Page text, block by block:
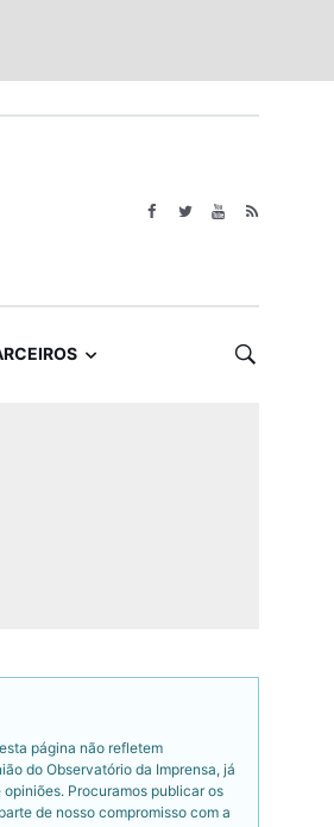
página não refletem
do Observatório da Imprensa, já
opiniões. Procuramos publicar os
de nosso compromisso com a